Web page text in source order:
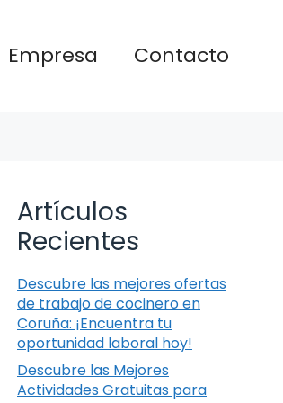
Empresa Contacto
Artículos
Recientes
Descubre las mejores ofertas
de trabajo de cocinero en
Coruña: ¡Encuentra tu
oportunidad laboral hoy!
Descubre las Mejores
Actividades Gratuitas para